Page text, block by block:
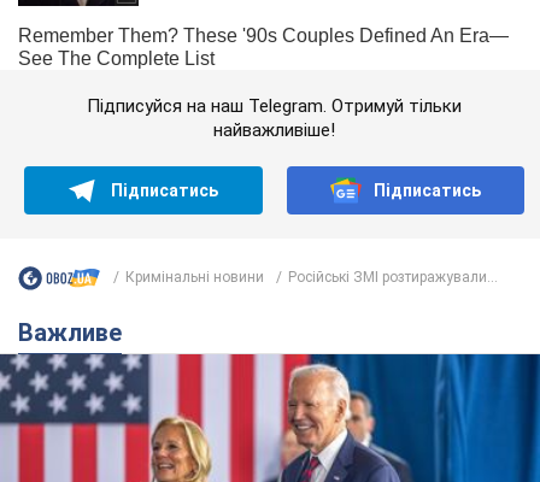
Підписуйся на наш Telegram. Отримуй тільки
найважливіше!
Підписатись Підписатись
Кримінальні новини Російські ЗМІ розтиражували...
Важливе